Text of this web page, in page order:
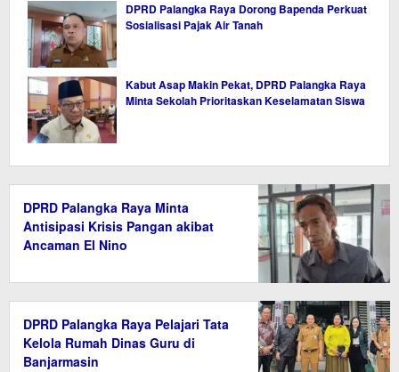
DPRD Palangka Raya Dorong Bapenda Perkuat
Sosialisasi Pajak Air Tanah
Kabut Asap Makin Pekat, DPRD Palangka Raya
Minta Sekolah Prioritaskan Keselamatan Siswa
DPRD Palangka Raya Minta
Antisipasi Krisis Pangan akibat
Ancaman El Nino
DPRD Palangka Raya Pelajari Tata
Kelola Rumah Dinas Guru di
Banjarmasin